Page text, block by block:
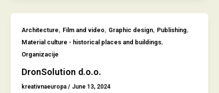
Architecture, Film and video, Graphic design, Publishing,
Material culture - historical places and buildings,
Organizacije
DronSolution d.o.o.
kreativnaeuropa/ June 13, 2024